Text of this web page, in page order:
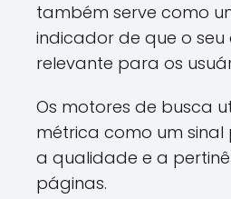
também serve como
indicador de que o
relevante para os
Os motores de busca
métrica como um
a qualidade e a
páginas.